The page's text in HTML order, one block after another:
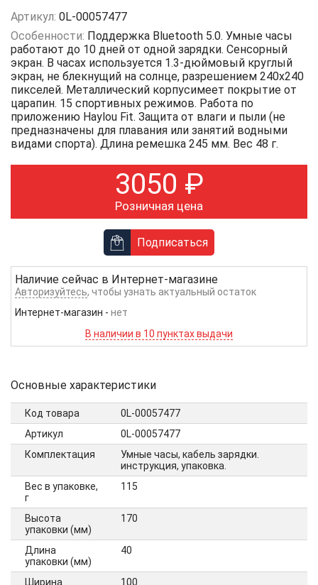
Артикул: 0L-00057477
Особенности: Поддержка Bluetooth 5.0. Умные часы
работают до 10 дней от одной зарядки. Сенсорный
экран. В часах используется 1.3-дюймовый круглый
экран, не блекнущий на солнце, разрешением 240х240
пикселей. Металлический корпусимеет покрытие от
царапин. 15 спортивных режимов. Работа по
приложению Haylou Fit. Защита от влаги и пыли (не
предназначены для плавания или занятий водными
видами спорта). Длина ремешка 245 мм. Вес 48 г.
3050 ₽
Розничная цена
Подписаться
Наличие сейчас в Интернет-магазине
Авторизуйтесь, чтобы узнать актуальный остаток
Интернет-магазин - нет
В наличии в 10 пунктах выдачи
Основные характеристики
Код товара
0L-00057477
Артикул
0L-00057477
Комплектация
Умные часы, кабель зарядки.
инструкция, упаковка.
Вес в упаковке,
г
115
Высота
упаковки (мм)
170
Длина
упаковки (мм)
40
Ширина
100